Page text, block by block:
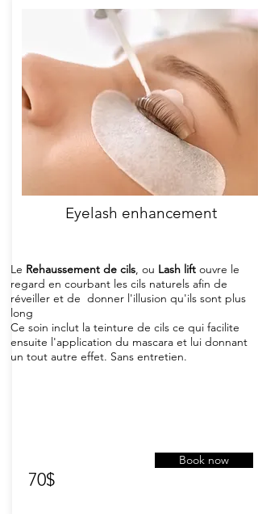
Eyelash enhancement
70$
Book now
Le Rehaussement de cils, ou Lash lift ouvre le
regard en courbant les cils naturels afin de
réveiller et de donner l'illusion qu'ils sont plus
long
Ce soin inclut la teinture de cils ce qui facilite
ensuite l'application du mascara et lui donnant
un tout autre effet. Sans entretien.